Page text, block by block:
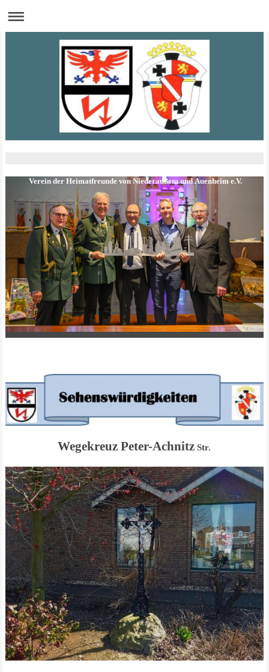
Verein der Heimatfreunde von Niederaußem und Auenheim e.V.
Wegekreuz Peter-Achnitz Str.